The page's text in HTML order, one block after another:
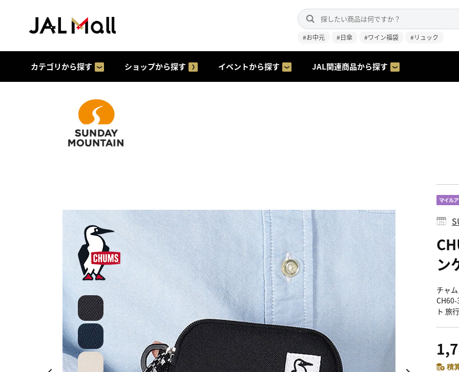
#お中元 #日傘 #ワイン福袋 #リュック
カテゴリから探す ショップから探す イベントから探す JAL関連商品から探す
ン
チャ
CH60-
ト 旅
積